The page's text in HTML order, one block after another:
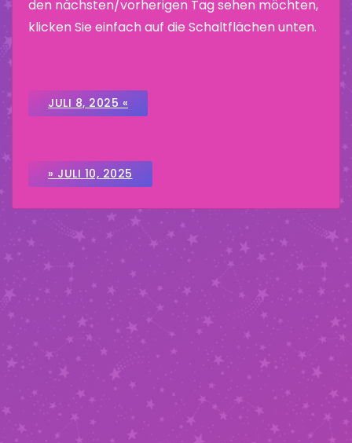
den nächsten/vorherigen Tag sehen möchten,
klicken Sie einfach auf die Schaltflächen unten.
JULI 8, 2025 «
» JULI 10, 2025